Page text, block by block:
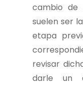
cambio de
suelen ser
etapa
revisar
darle un